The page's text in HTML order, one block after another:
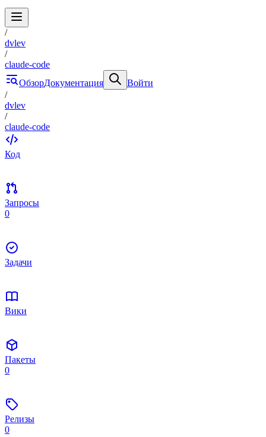
/
dvlev
/
claude-code
ОбзорДокументация
Войти
/
dvlev
/
claude-code
Код
Запросы
0
Задачи
Вики
Пакеты
0
Релизы
0